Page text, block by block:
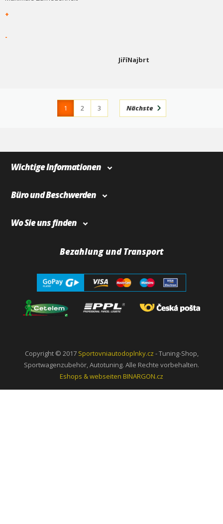
+
-
JiříNajbrt
1 2
3
Nächste
Wichtige Informationen
Büro und Beschwerden
Wo Sie uns finden
Bezahlung und Transport
Copyright © 2017 Sportovniautodoplnky.cz - Tuning-Shop,
Sportwagenzubehör, Autotuning. Alle Rechte vorbehalten.
Eshops & webseiten BINARGON.cz